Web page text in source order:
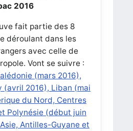
2016
fait partie des 8
déroulant dans les
avec celle de
Vont se suivre :
(mars 2016),
(avril 2016), Liban (mai
du Nord, Centres
Polynésie (début juin
Antilles-Guyane et